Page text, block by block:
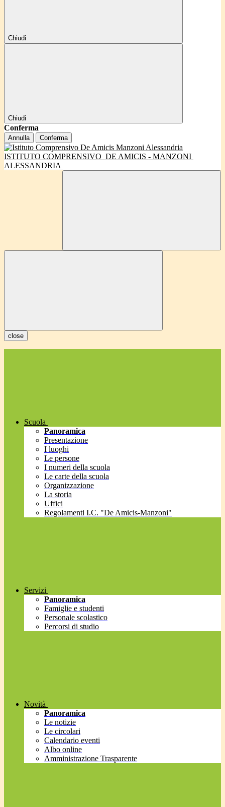
Chiudi
Chiudi
Conferma
Annulla Conferma
ISTITUTO COMPRENSIVO DE AMICIS - MANZONI
ALESSANDRIA
close
Scuola
Panoramica
Presentazione
I luoghi
Le persone
I numeri della scuola
Le carte della scuola
Organizzazione
La storia
Uffici
Regolamenti I.C. "De Amicis-Manzoni"
Servizi
Panoramica
Famiglie e studenti
Personale scolastico
Percorsi di studio
Novità
Panoramica
Le notizie
Le circolari
Calendario eventi
Albo online
Amministrazione Trasparente